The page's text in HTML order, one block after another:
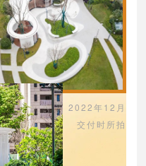
2022年12月
交付时所拍